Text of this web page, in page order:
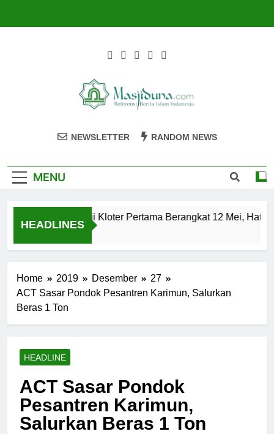
Masjiduna
NEWSLETTER RANDOM NEWS
MENU
HEADLINES
Calon Jemaah Haji Kloter Pertama Berangkat 12 Mei, Hati-
Home 2019 Desember
27
ACT Sasar Pondok Pesantren Karimun, Salurkan
Beras 1 Ton
HEADLINE
ACT Sasar Pondok
Pesantren Karimun,
Salurkan Beras 1 Ton